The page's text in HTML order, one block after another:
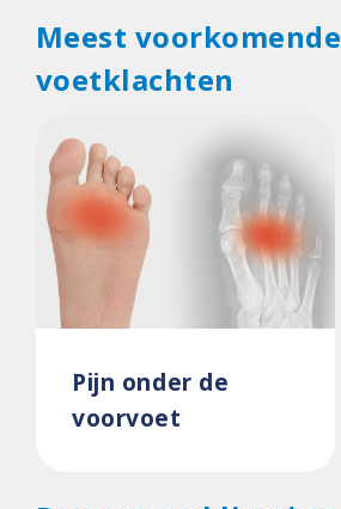
Meest voorkomende
voetklachten
Pijn onder de
voorvoet